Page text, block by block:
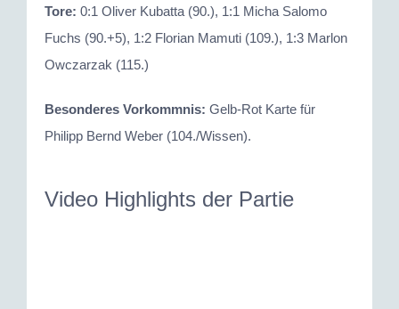
Tore: 0:1 Oliver Kubatta (90.), 1:1 Micha Salomo
Fuchs (90.+5), 1:2 Florian Mamuti (109.), 1:3 Marlon
Owczarzak (115.)
Besonderes Vorkommnis: Gelb-Rot Karte für
Philipp Bernd Weber (104./Wissen).
Video Highlights der Partie